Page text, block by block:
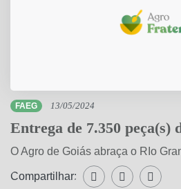
FAEG 13/05/2024
Entrega de 7.350 peça(s)
O Agro de Goiás abraça o RIo
Compartilhar: Compartilhar